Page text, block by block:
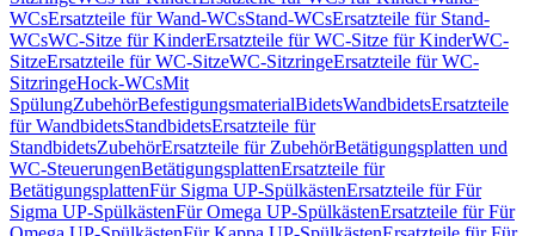
WCsErsatzteile für Wand-WCsStand-WCsErsatzteile für Stand-
WCsWC-Sitze für KinderErsatzteile für WC-Sitze für KinderWC-
SitzeErsatzteile für WC-SitzeWC-SitzringeErsatzteile für WC-
SitzringeHock-WCsMit
SpülungZubehörBefestigungsmaterialBidetsWandbidetsErsatzteile
für WandbidetsStandbidetsErsatzteile für
StandbidetsZubehörErsatzteile für ZubehörBetätigungsplatten und
WC-SteuerungenBetätigungsplattenErsatzteile für
BetätigungsplattenFür Sigma UP-SpülkästenErsatzteile für Für
Sigma UP-SpülkästenFür Omega UP-SpülkästenErsatzteile für Für